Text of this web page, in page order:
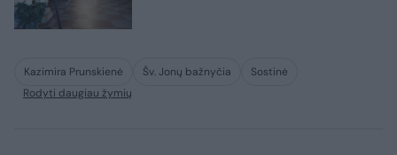
Kazimira Prunskienė Šv. Jonų bažnyčia
Sostinė
Rodyti daugiau žymių